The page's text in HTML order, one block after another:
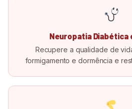
Neuropatia Diabética
Recupere a qualidade de
formigamento e dormência e